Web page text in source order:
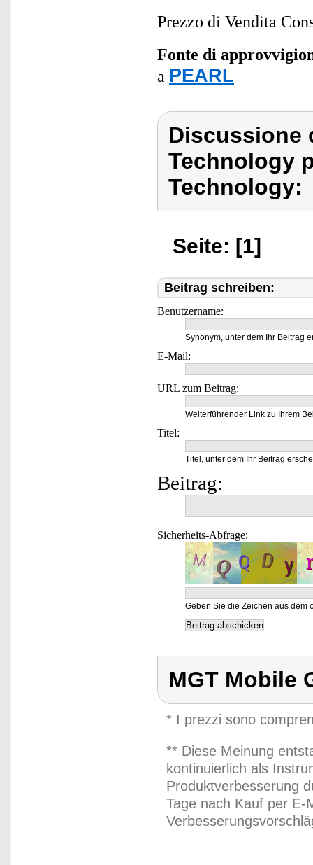
Prezzo di Vendita
Fonte di
a PEARL
Discussione
Technology
Technology:
Seite: [1]
Beitrag schreiben:
Benutzername:
Synonym, unter dem Ihr Beitrag
E-Mail:
URL zum Beitrag:
Weiterführender Link zu Ihrem
Titel:
Titel, unter dem Ihr Beitrag
Beitrag:
Sicherheits-Abfrage:
Geben Sie die Zeichen aus dem
MGT Mobile
* I prezzi sono
** Diese Meinung
kontinuierlich als
Produktverbesserung
Tage nach Kauf per E-